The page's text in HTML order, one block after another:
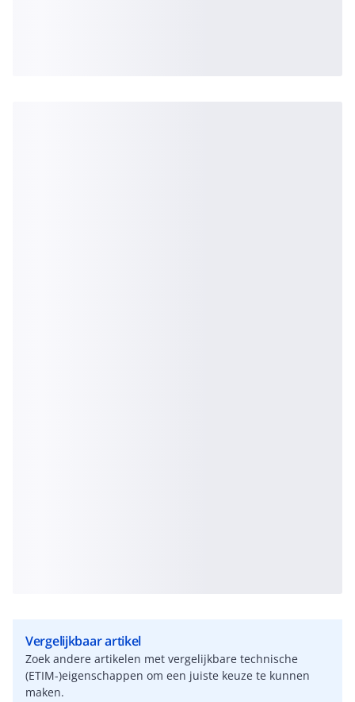
Vergelijkbaar artikel
Zoek andere artikelen met vergelijkbare technische
(ETIM-)eigenschappen om een juiste keuze te kunnen
maken.